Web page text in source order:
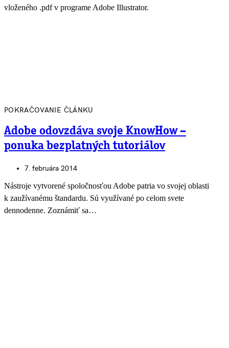
vloženého .pdf v programe Adobe Illustrator.
POKRAČOVANIE ČLÁNKU
Adobe odovzdáva svoje KnowHow –
ponuka bezplatných tutoriálov
7. februára 2014
Nástroje vytvorené spoločnosťou Adobe patria vo svojej oblasti
k zaužívanému štandardu. Sú využívané po celom svete
dennodenne. Zoznámiť sa…